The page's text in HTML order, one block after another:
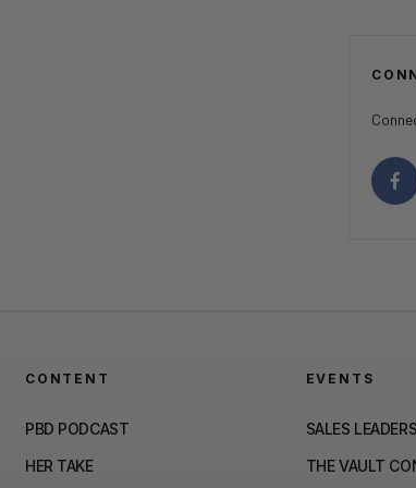
CONTENT
PBD PODCAST
HER TAKE
EVENTS
SALES
THE VAULT